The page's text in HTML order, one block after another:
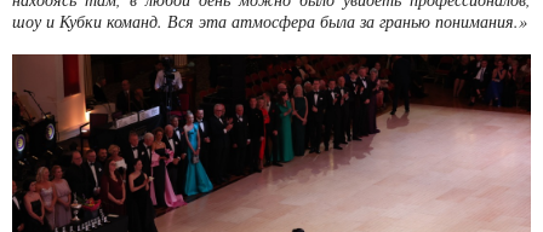
шоу и Кубки команд. Вся эта атмосфера была за гранью понимания.»